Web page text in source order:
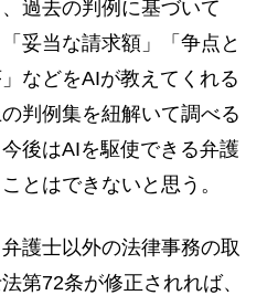
過去の判例に基づいて
妥当な請求額」「争点と
などをAIが教えてくれる
判例集を紐解いて調べる
後はAIを駆使できる弁護
とはできないと思う。
護士以外の法律事務の取
第72条が修正されれば、